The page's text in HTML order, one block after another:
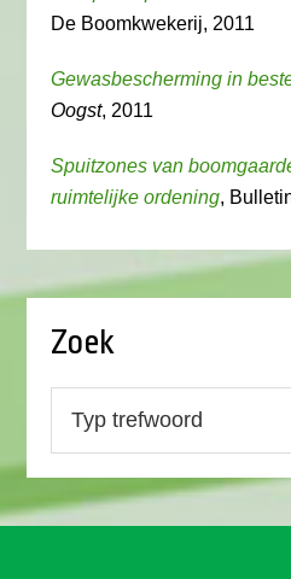
De Boomkwekerij, 2011
Gewasbescherming in
Oogst, 2011
Spuitzones van
ruimtelijke ordening,
Zoek